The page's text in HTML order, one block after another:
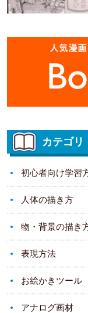
カテゴリ
初心者向け学習
人体の描き方
物・背景の描き
表現方法
お絵かきツール
アナログ画材